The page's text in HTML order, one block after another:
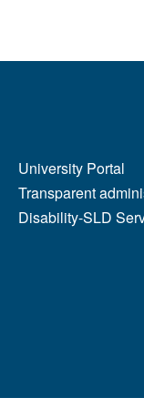
University Portal
Transparent
Disability-SLD